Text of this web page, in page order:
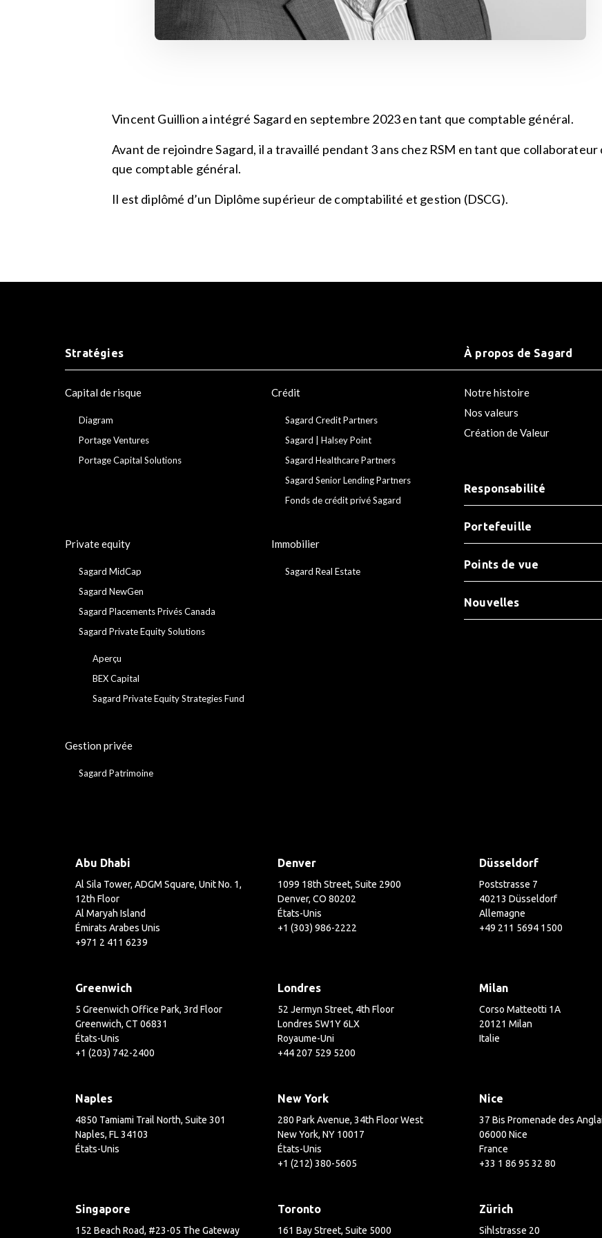
Vincent Guillion a intégré Sagard en septembre 2023 en tant que comptable général.
Avant de rejoindre Sagard, il a travaillé pendant 3 ans chez RSM en tant que
que comptable général.
Il est diplômé d’un Diplôme supérieur de comptabilité et gestion (DSCG).
Stratégies
Capital de risque
Diagram
Portage Ventures
Portage Capital Solutions
Crédit
Sagard Credit Partners
Sagard | Halsey Point
Sagard Healthcare Partners
Sagard Senior Lending Partners
Fonds de crédit privé Sagard
Private equity
Sagard MidCap
Sagard NewGen
Sagard Placements Privés Canada
Sagard Private Equity Solutions
Aperçu
BEX Capital
Sagard Private Equity Strategies Fund
Immobilier
Sagard Real Estate
Gestion privée
Sagard Patrimoine
À propos de Sagard
Notre histoire
Nos valeurs
Création de Valeur
Responsabilité
Portefeuille
Points de vue
Nouvelles
Abu Dhabi
Al Sila Tower, ADGM Square, Unit No. 1,
12th Floor
Al Maryah Island
Émirats Arabes Unis
+971 2 411 6239
Denver
1099 18th Street, Suite 2900
Denver, CO 80202
États-Unis
+1 (303) 986-2222
Düsseldorf
Poststrasse 7
40213 Düsseldorf
Allemagne
+49 211 5694 1500
Greenwich
5 Greenwich Office Park, 3rd Floor
Greenwich, CT 06831
États-Unis
+1 (203) 742-2400
Londres
52 Jermyn Street, 4th Floor
Londres SW1Y 6LX
Royaume-Uni
+44 207 529 5200
Milan
Corso Matteotti 1A
20121 Milan
Italie
Naples
4850 Tamiami Trail North, Suite 301
Naples, FL 34103
États-Unis
New York
280 Park Avenue, 34th Floor West
New York, NY 10017
États-Unis
+1 (212) 380-5605
Nice
37 Bis Promenade des
06000 Nice
France
+33 1 86 95 32 80
Singapore
152 Beach Road, #23-05 The Gateway
Toronto
161 Bay Street, Suite 5000
Zürich
Sihlstrasse 20